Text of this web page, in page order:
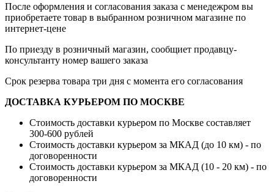
После оформления и согласования заказа с менедежром вы
приобретаете товар в выбранном розничном магазине по
интернет-цене
По приезду в розничный магазин, сообщиет продавцу-
консультанту номер вашего заказа
Срок резерва товара три дня с момента его согласования
ДОСТАВКА КУРЬЕРОМ ПО МОСКВЕ
Стоимость доставки курьером по Москве составляет
300-600 рублей
Стоимость доставки курьером за МКАД (до 10 км) - по
договоренности
Стоимость доставки курьером за МКАД (10 - 20 км) - по
договоренности